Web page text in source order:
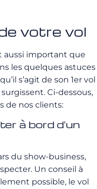
votre vol
aussi important que
les quelques astuces
s’agit de son 1er vol
Ci-dessous,
de nos clients:
à bord d’un
du show-business,
Un conseil à
possible, le vol